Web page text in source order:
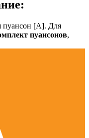
пуансон [А]. Для
пуансонов,